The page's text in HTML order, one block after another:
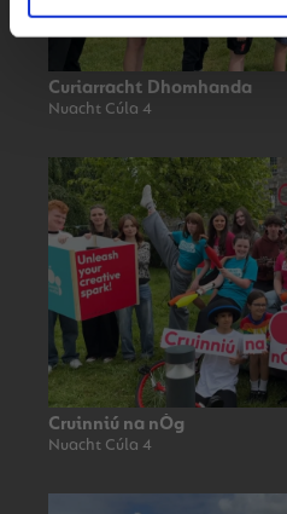
Curiarracht Dhomhanda
Nuacht Cúla 4
Cruinniú na nÓg
Nuacht Cúla 4